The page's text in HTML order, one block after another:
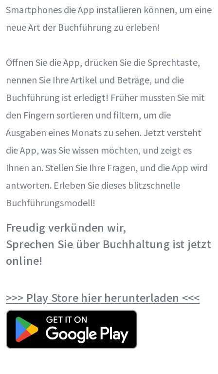
Smartphones die App installieren können, um eine
neue Art der Buchführung zu erleben!
Öffnen Sie die App, drücken Sie die Sprechtaste,
nennen Sie Ihre Artikel und Beträge, und die
Buchführung ist erledigt! Früher mussten Sie mit
den Fingern sortieren und filtern, um die
Ausgaben eines Monats zu sehen. Jetzt versteht
die App, was Sie wissen möchten, und zeigt es
Ihnen an. Stellen Sie Ihre Fragen, und die App wird
antworten. Erleben Sie dieses blitzschnelle
Buchführungsmodell!
Freudig verkünden wir,
Sprechen Sie über Buchhaltung ist jetzt
online!
>>> Play Store hier herunterladen <<<